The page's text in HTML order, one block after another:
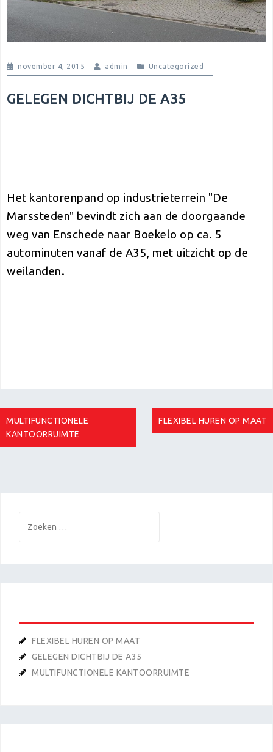
november 4, 2015 admin Uncategorized
GELEGEN DICHTBIJ DE A35
Het kantorenpand op industrieterrein "De
Marssteden" bevindt zich aan de doorgaande
weg van Enschede naar Boekelo op ca. 5
autominuten vanaf de A35, met uitzicht op de
weilanden.
Berichtnavigatie
MULTIFUNCTIONELE
KANTOORRUIMTE
FLEXIBEL HUREN OP MAAT
naar:
FLEXIBEL HUREN OP MAAT
GELEGEN DICHTBIJ DE A35
MULTIFUNCTIONELE KANTOORRUIMTE